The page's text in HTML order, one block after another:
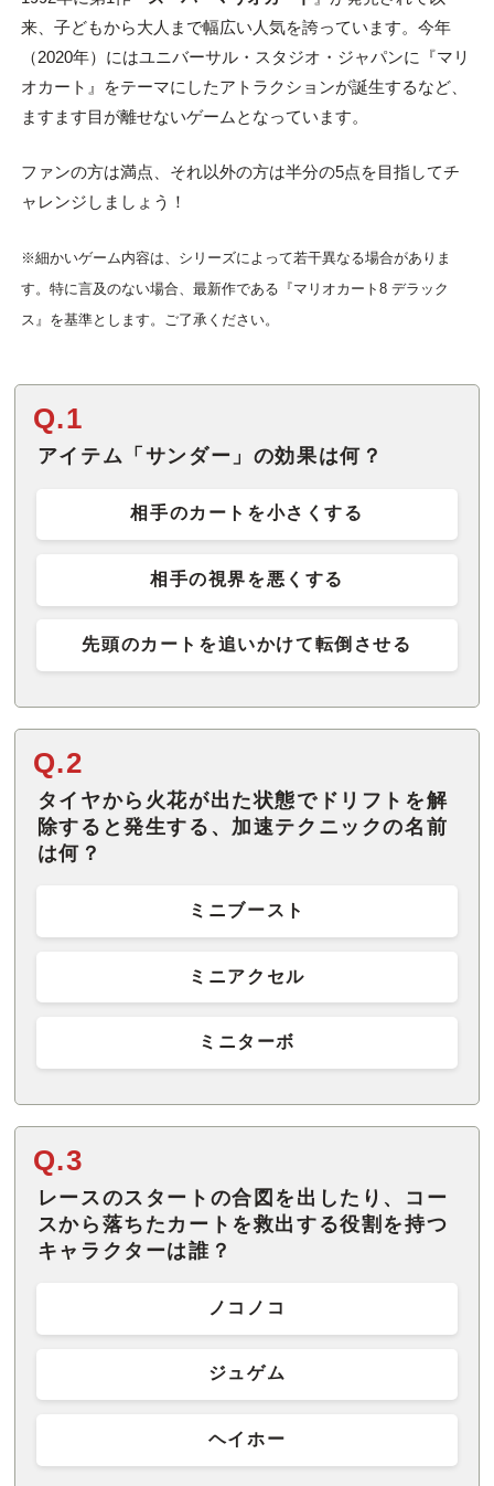
来、子どもから大人まで幅広い人気を誇っています。今年
（2020年）にはユニバーサル・スタジオ・ジャパンに『マリ
オカート』をテーマにしたアトラクションが誕生するなど、
ますます目が離せないゲームとなっています。
ファンの方は満点、それ以外の方は半分の5点を目指してチ
ャレンジしましょう！
※細かいゲーム内容は、シリーズによって若干異なる場合がありま
す。特に言及のない場合、最新作である『マリオカート8 デラック
ス』を基準とします。ご了承ください。
Q.1
アイテム「サンダー」の効果は何？
相手のカートを小さくする
相手の視界を悪くする
先頭のカートを追いかけて転倒させる
Q.2
タイヤから火花が出た状態でドリフトを解
除すると発生する、加速テクニックの名前
は何？
ミニブースト
ミニアクセル
ミニターボ
Q.3
レースのスタートの合図を出したり、コー
スから落ちたカートを救出する役割を持つ
キャラクターは誰？
ノコノコ
ジュゲム
ヘイホー